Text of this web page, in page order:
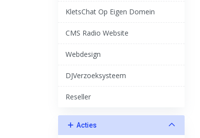
KletsChat Op Eigen Domein
CMS Radio Website
Webdesign
DJVerzoeksysteem
Reseller
Acties